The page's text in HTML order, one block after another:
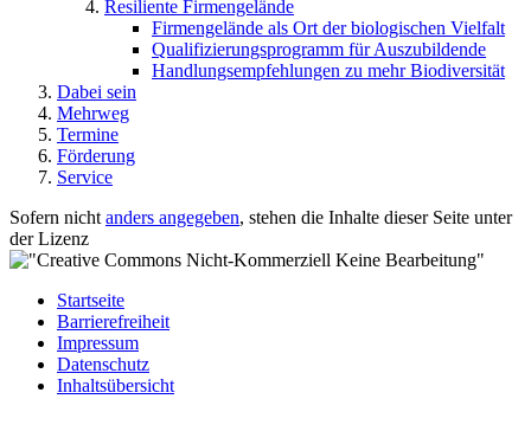
Resiliente Firmengelände
Firmengelände als Ort der biologischen Vielfalt
Qualifizierungsprogramm für Auszubildende
Handlungsempfehlungen zu mehr Biodiversität
Dabei sein
Mehrweg
Termine
Förderung
Service
Sofern nicht anders angegeben, stehen die Inhalte dieser Seite unter
der Lizenz
Startseite
Barrierefreiheit
Impressum
Datenschutz
Inhaltsübersicht